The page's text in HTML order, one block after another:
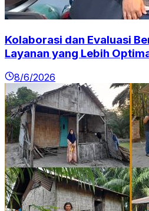
Kolaborasi dan Evaluasi
Layanan yang Lebih
8/6/2026